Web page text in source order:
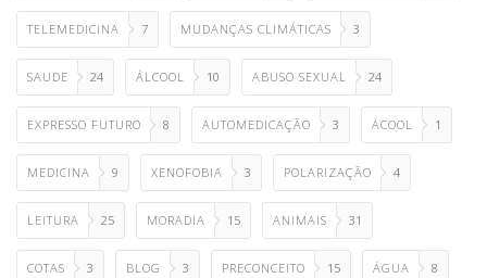
TELEMEDICINA 7 MUDANÇAS CLIMÁTICAS 3
SAUDE 24 ÁLCOOL 10 ABUSO SEXUAL 24
EXPRESSO FUTURO 8 AUTOMEDICAÇÃO 3 ÁCOOL 1
MEDICINA 9 XENOFOBIA 3 POLARIZAÇÃO 4
LEITURA 25 MORADIA 15 ANIMAIS 31
COTAS 3 BLOG 3 PRECONCEITO 15 ÁGUA 8